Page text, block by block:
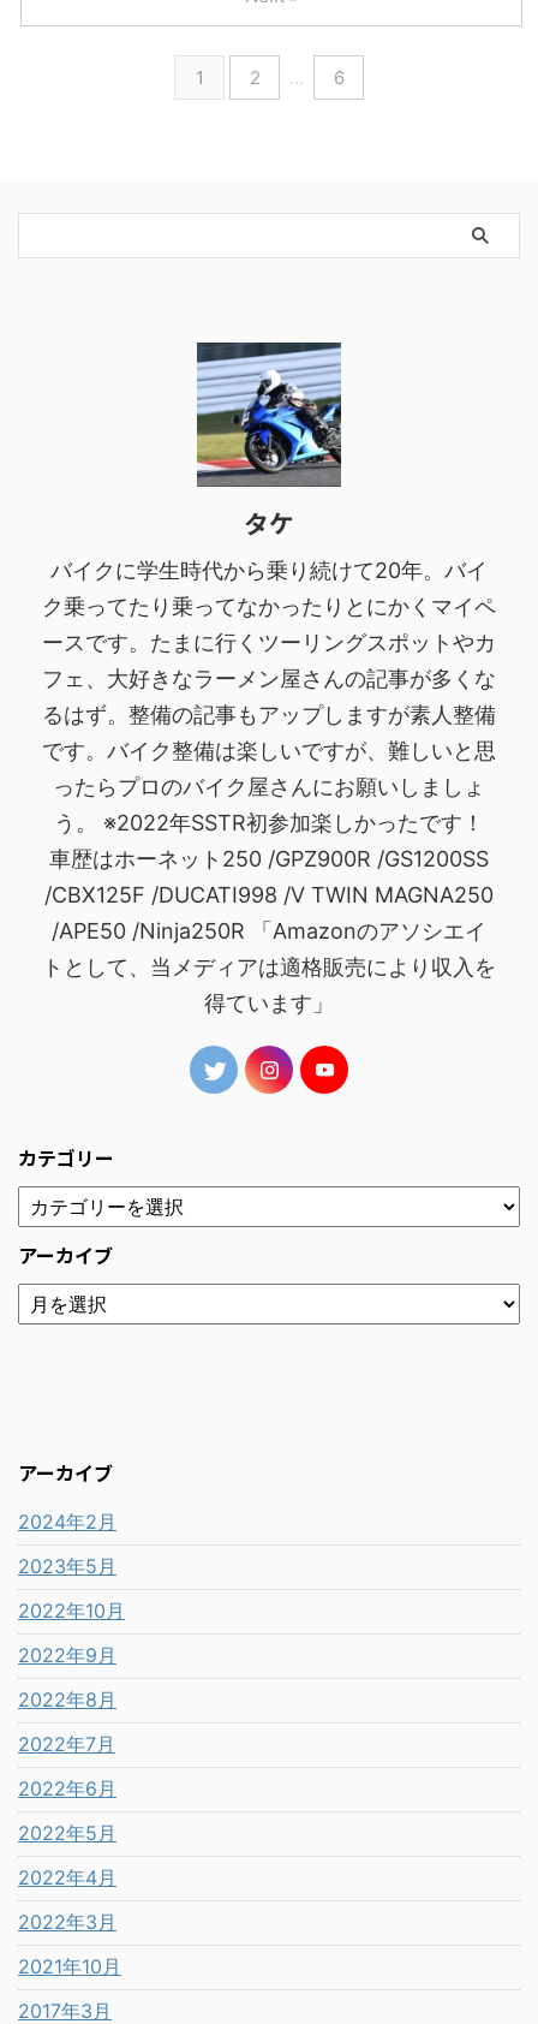
1 2 … 6
タケ
バイクに学生時代から乗り続けて20年。バイ
ク乗ってたり乗ってなかったりとにかくマイペ
ースです。たまに行くツーリングスポットやカ
フェ、大好きなラーメン屋さんの記事が多くな
るはず。整備の記事もアップしますが素人整備
です。バイク整備は楽しいですが、難しいと思
ったらプロのバイク屋さんにお願いしましょ
う。 ※2022年SSTR初参加楽しかったです！
車歴はホーネット250 /GPZ900R /GS1200SS
/CBX125F /DUCATI998 /V TWIN MAGNA250
/APE50 /Ninja250R 「Amazonのアソシエイ
トとして、当メディアは適格販売により収入を
得ています」
カテゴリー
アーカイブ
アーカイブ
2024年2月
2023年5月
2022年10月
2022年9月
2022年8月
2022年7月
2022年6月
2022年5月
2022年4月
2022年3月
2021年10月
2017年3月